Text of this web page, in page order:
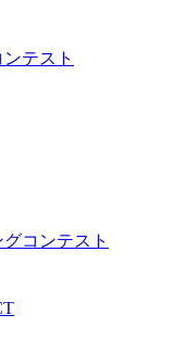
テスト
コンテスト